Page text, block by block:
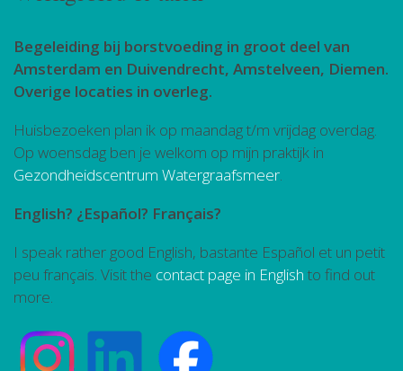
Begeleiding bij borstvoeding in groot deel van
Amsterdam en Duivendrecht, Amstelveen, Diemen.
Overige locaties in overleg.
Huisbezoeken plan ik op maandag t/m vrijdag overdag.
Op woensdag ben je welkom op mijn praktijk in
Gezondheidscentrum Watergraafsmeer
English? ¿Español? Français?
I speak rather good English, bastante Español et un petit
peu français. Visit the contact page in English to find out
more.